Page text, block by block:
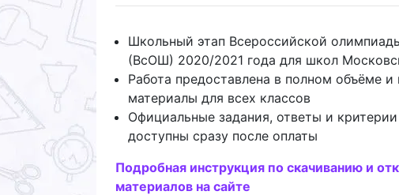
Школьный этап Всероссийской
(ВсОШ) 2020/2021 года для школ
Работа предоставлена в полном объёме и
материалы для всех классов
Официальные задания, ответы и
доступны сразу после оплаты
Подробная инструкция по скачиванию и
материалов на сайте